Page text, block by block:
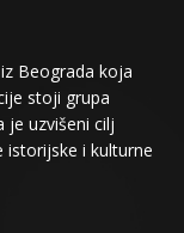
Beograda koja
stoji grupa
je uzvišeni cilj
istorijske i kulturne